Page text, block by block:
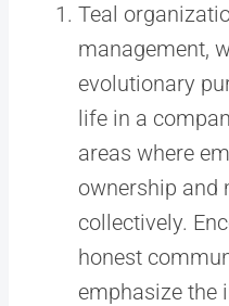
Teal
management,
evolutionary
life in a
areas where
ownership and
collectively.
honest
emphasize the